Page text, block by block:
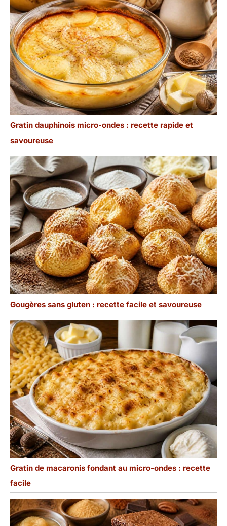
Gratin dauphinois micro-ondes : recette rapide et
savoureuse
Gougères sans gluten : recette facile et savoureuse
Gratin de macaronis fondant au micro-ondes : recette
facile